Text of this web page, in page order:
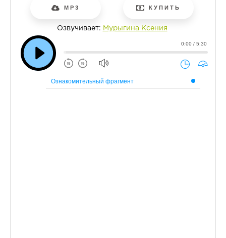
MP3 КУПИТЬ
Озвучивает: Мурыгина Ксения
0:00 / 5:30
Ознакомительный фрагмент